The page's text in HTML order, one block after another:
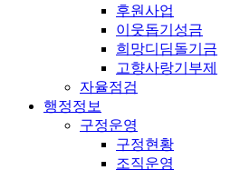
후원사업
이웃돕기성금
희망디딤돌기금
고향사랑기부제
자율점검
행정정보
구정운영
구정현황
조직운영